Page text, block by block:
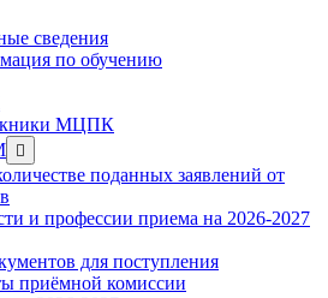
сведения
по обучению
МЦПК
Show
sub
menu
поданных заявлений от
и профессии приема на 2026-2027
для поступления
приёмной комиссии